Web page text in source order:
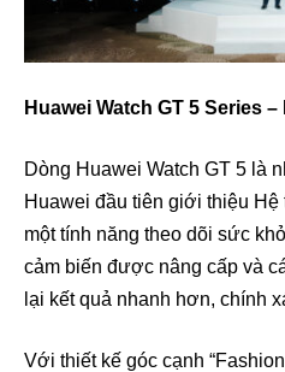
Huawei Watch GT 5 Series
Dòng Huawei Watch GT 5 là
Huawei đầu tiên giới thiệu Hệ
một tính năng theo dõi sức
cảm biến được nâng cấp và
lại kết quả nhanh hơn, chính
Với thiết kế góc cạnh